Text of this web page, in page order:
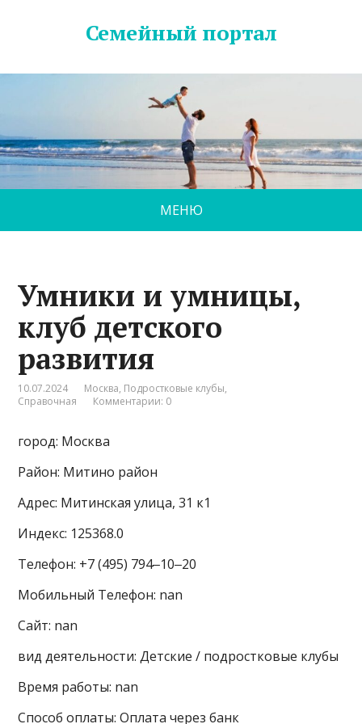
Семейный портал
МЕНЮ
Умники и умницы,
клуб детского
развития
10.07.2024 Москва, Подростковые клубы,
Справочная
Комментарии: 0
город: Москва
Район: Митино район
Адрес: Митинская улица, 31 к1
Индекс: 125368.0
Телефон: +7 (495) 794‒10‒20
Мобильный Телефон: nan
Сайт: nan
вид деятельности: Детские / подростковые клубы
Время работы: nan
Способ оплаты: Оплата через банк